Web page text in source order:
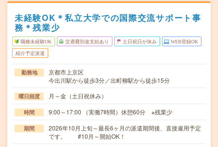
未経験OK＊私立大学での国際交流サポート事
務＊残業少
職種未経験OK 交通費別途支給あり 土日祝日が休み WEB登録OK
紹介予定派遣
勤務地
京都市上京区
今出川駅から徒歩3分／出町柳駅から徒歩15分
曜日頻度 月～金（土日祝休み）
時間 9:00～17:00 （実働7時間）休憩60分 ※残業少
期間
2026年10月上旬～最長6ヶ月の派遣期間後、直接雇用予定
です。 #10月～開始OK！